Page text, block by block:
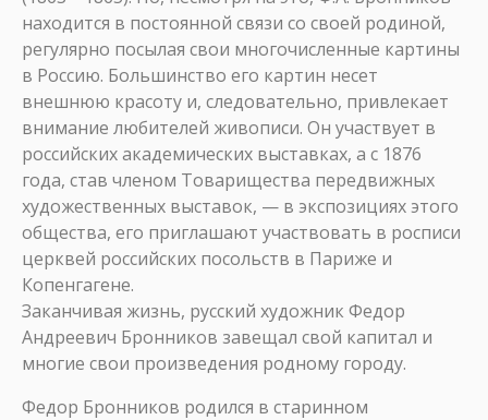
находится в постоянной связи со своей родиной,
регулярно посылая свои многочисленные картины
в Россию. Большинство его картин несет
внешнюю красоту и, следовательно, привлекает
внимание любителей живописи. Он участвует в
российских академических выставках, а с 1876
года, став членом Товарищества передвижных
художественных выставок, — в экспозициях этого
общества, его приглашают участвовать в росписи
церквей российских посольств в Париже и
Копенгагене.
Заканчивая жизнь, русский художник Федор
Андреевич Бронников завещал свой капитал и
многие свои произведения родному городу.
Федор Бронников родился в старинном